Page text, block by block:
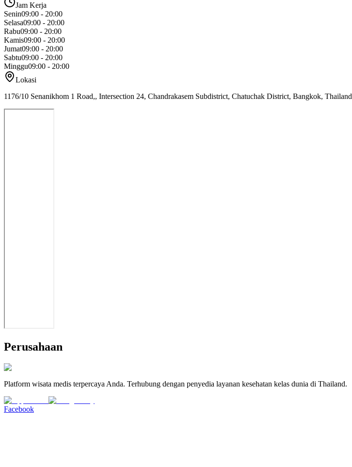
Jam Kerja
Senin09:00 - 20:00
Selasa09:00 - 20:00
Rabu09:00 - 20:00
Kamis09:00 - 20:00
Jumat09:00 - 20:00
Sabtu09:00 - 20:00
Minggu09:00 - 20:00
Lokasi
1176/10 Senanikhom 1 Road,, Intersection 24, Chandrakasem Subdistrict, Chatuchak District, Bangkok, Thailand
Perusahaan
Platform wisata medis terpercaya Anda. Terhubung dengan penyedia layanan kesehatan kelas dunia di Thailand.
Facebook